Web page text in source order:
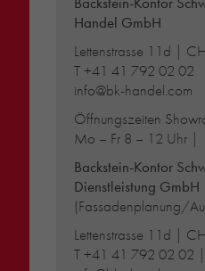
Handel GmbH
Lettenstrasse 11d |
T+41 41 792 02 02
info@bk-handel.com
Öffnungszeiten
Mo – Fr 8 – 12 Uhr |
Backstein-Kontor
Dienstleistung GmbH
(Fassadenplanung/
Lettenstrasse 11d |
T+41 41 792 02 02